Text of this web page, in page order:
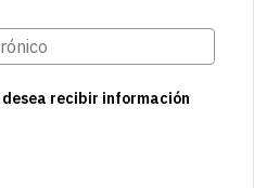
recibir información